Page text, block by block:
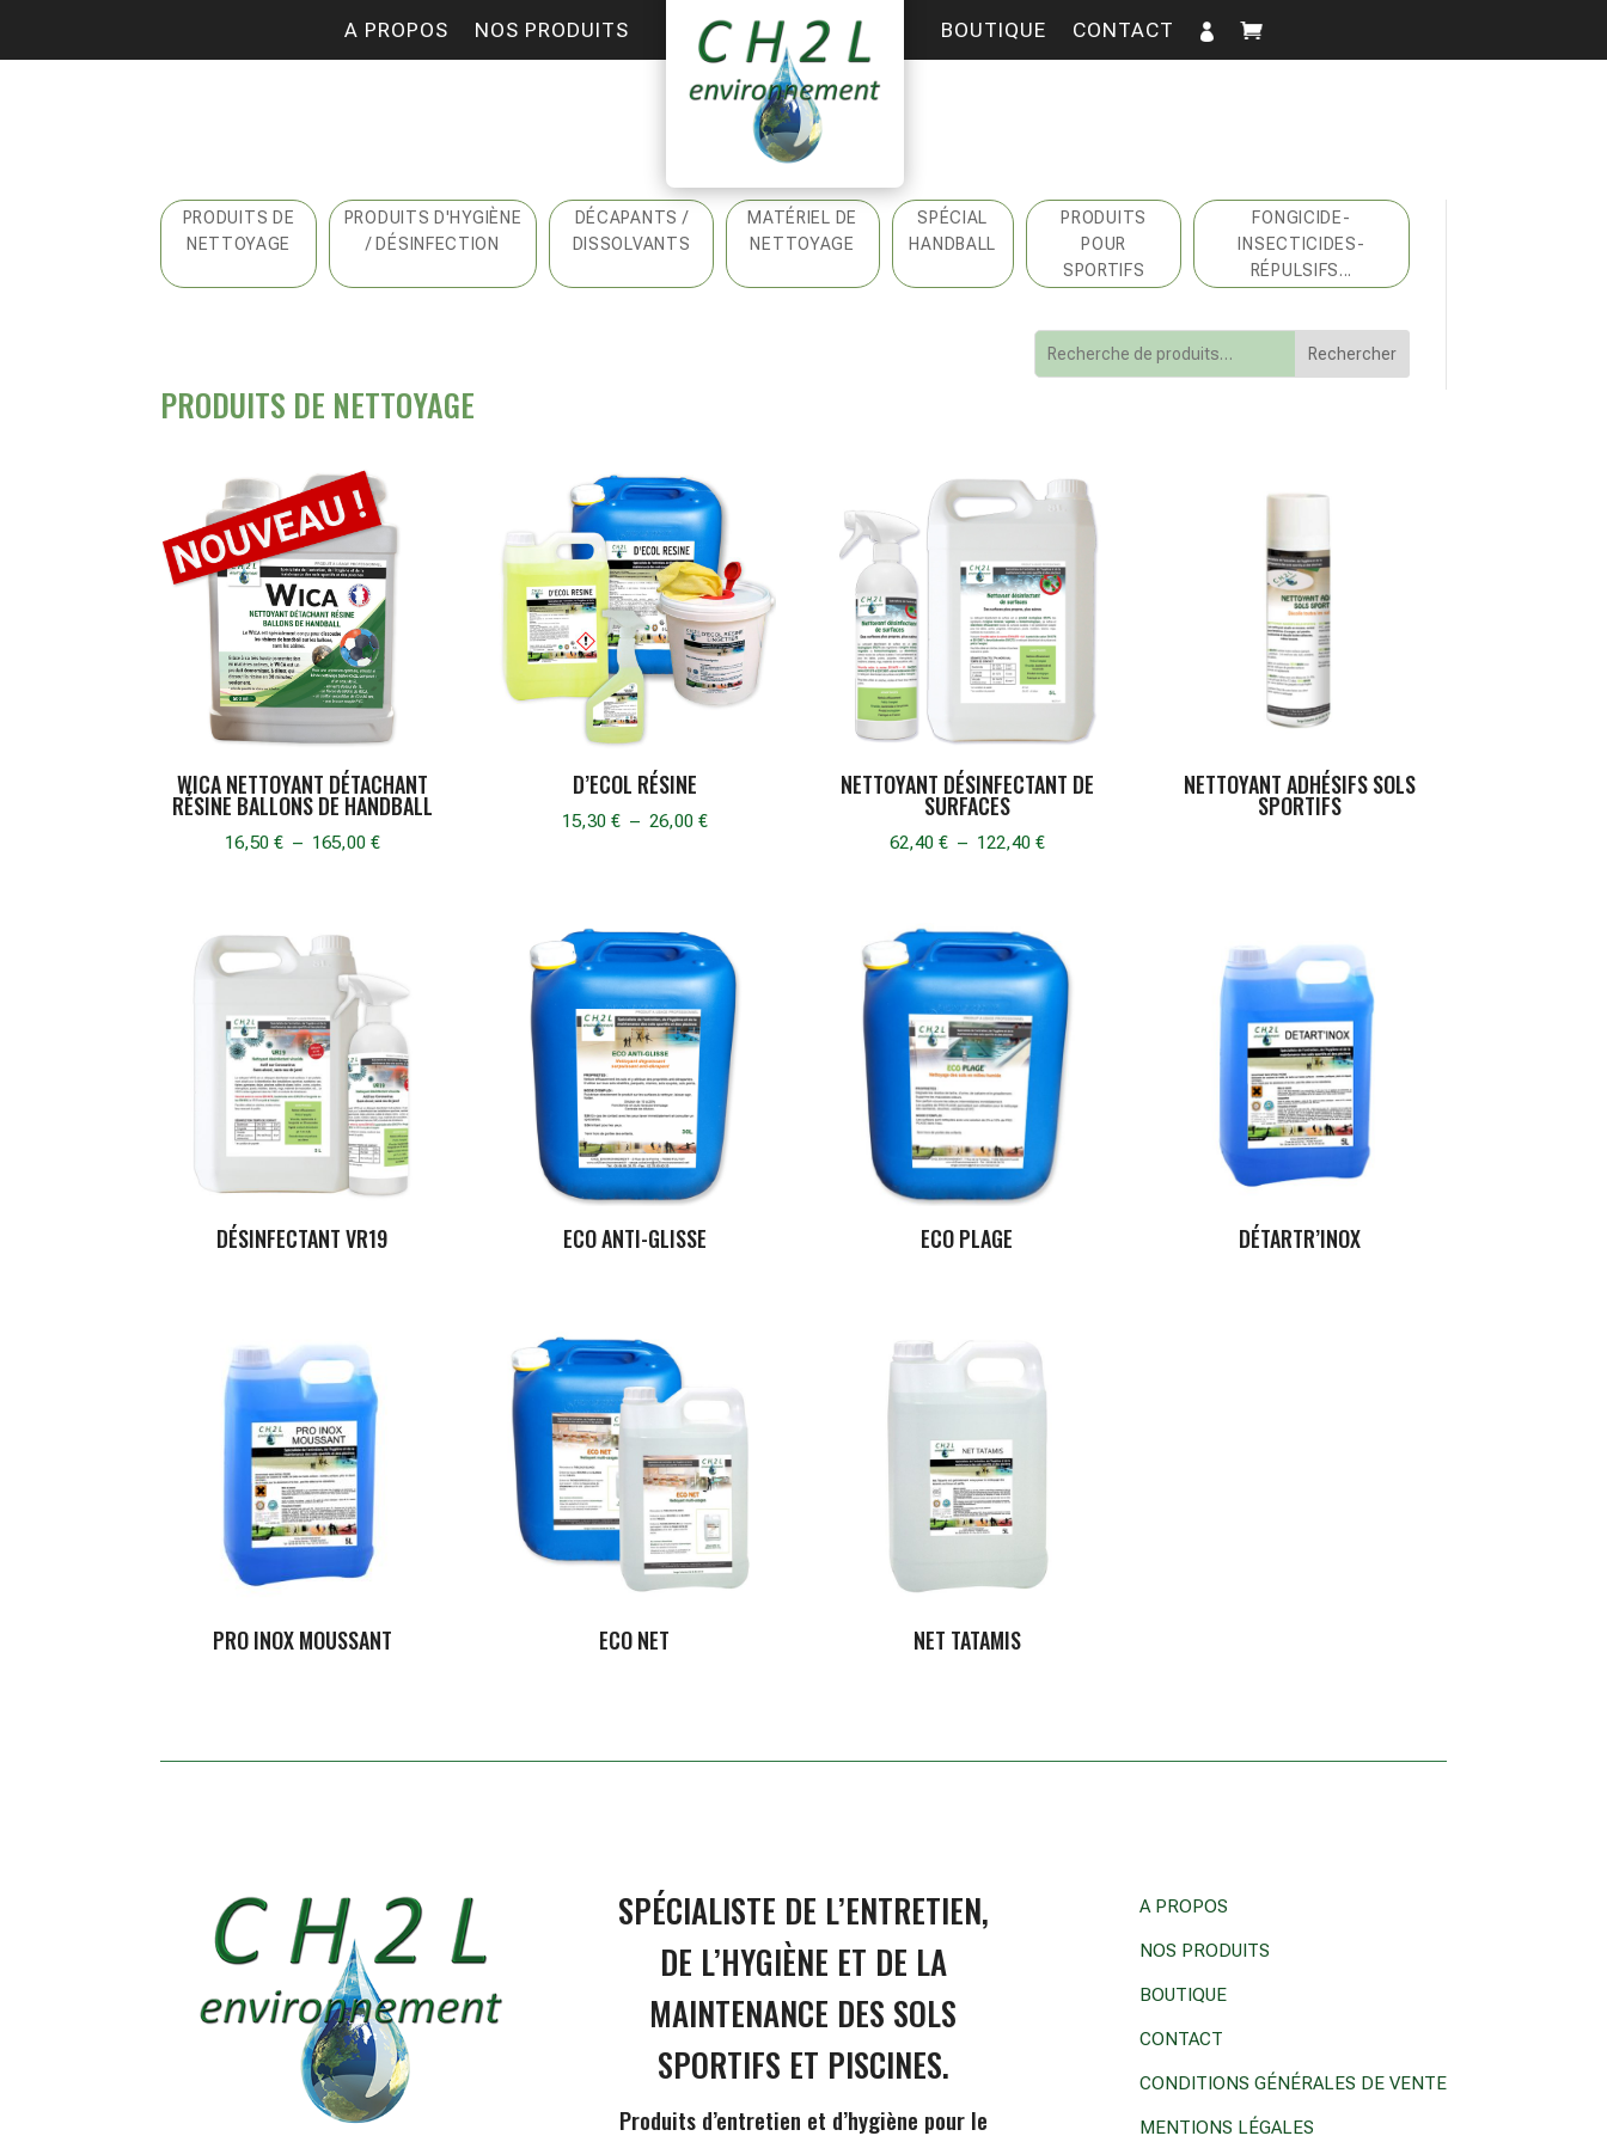
A PROPOS NOS PRODUITS BOUTIQUE CONTACT
PRODUITS DE
NETTOYAGE
PRODUITS D'HYGIÈNE
/ DÉSINFECTION
DÉCAPANTS /
DISSOLVANTS
MATÉRIEL DE
NETTOYAGE
SPÉCIAL
HANDBALL
PRODUITS
POUR
SPORTIFS
FONGICIDE-
INSECTICIDES-
RÉPULSIFS...
Rechercher
PRODUITS DE NETTOYAGE
WICA NETTOYANT DÉTACHANT
RÉSINE BALLONS DE HANDBALL
16,50 € – 165,00 €Plage
165,00 €
D’ECOL RÉSINE
15,30 € – 26,00 €Plage
à
26,00 €
NETTOYANT DÉSINFECTANT DE
SURFACES
62,40 € – 122,40 €Plage
62,40 €
à
122,40 €
NETTOYANT ADHÉSIFS SOLS
SPORTIFS
DÉSINFECTANT VR19 ECO ANTI-GLISSE ECO PLAGE DÉTARTR’INOX
PRO INOX MOUSSANT ECO NET NET TATAMIS
SPÉCIALISTE DE L’ENTRETIEN,
DE L’HYGIÈNE ET DE LA
MAINTENANCE DES SOLS
SPORTIFS ET PISCINES.
Produits d’entretien et d’hygiène pour le
A PROPOS
NOS PRODUITS
BOUTIQUE
CONTACT
CONDITIONS GÉNÉRALES DE VENTE
MENTIONS LÉGALES